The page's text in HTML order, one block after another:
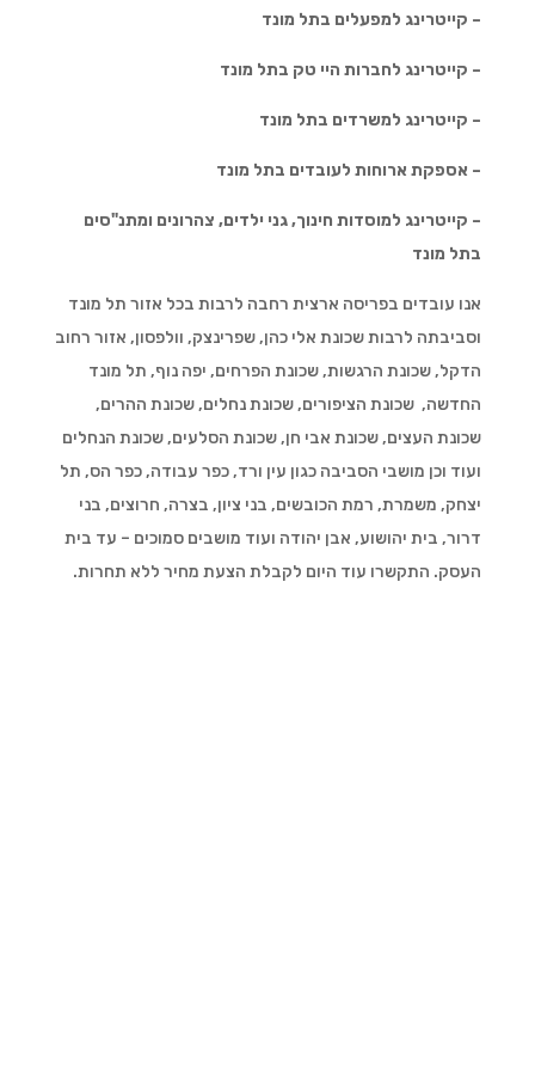
– קייטרינג למפעלים בתל מונד
– קייטרינג לחברות היי טק בתל מונד
– קייטרינג למשרדים בתל מונד
– אספקת ארוחות לעובדים בתל מונד
– קייטרינג למוסדות חינוך, גני ילדים, צהרונים ומתנ"סים
בתל מונד
אנו עובדים בפריסה ארצית רחבה לרבות בכל אזור תל מונד
וסביבתה לרבות שכונת אלי כהן, שפרינצק, וולפסון, אזור רחוב
הדקל, שכונת הרגשות, שכונת הפרחים, יפה נוף, תל מונד
החדשה, שכונת הציפורים, שכונת נחלים, שכונת ההרים,
שכונת העצים, שכונת אבי חן, שכונת הסלעים, שכונת הנחלים
ועוד וכן מושבי הסביבה כגון עין ורד, כפר עבודה, כפר הס, תל
יצחק, משמרת, רמת הכובשים, בני ציון, בצרה, חרוצים, בני
דרור, בית יהושוע, אבן יהודה ועוד מושבים סמוכים – עד בית
העסק. התקשרו עוד היום לקבלת הצעת מחיר ללא תחרות.